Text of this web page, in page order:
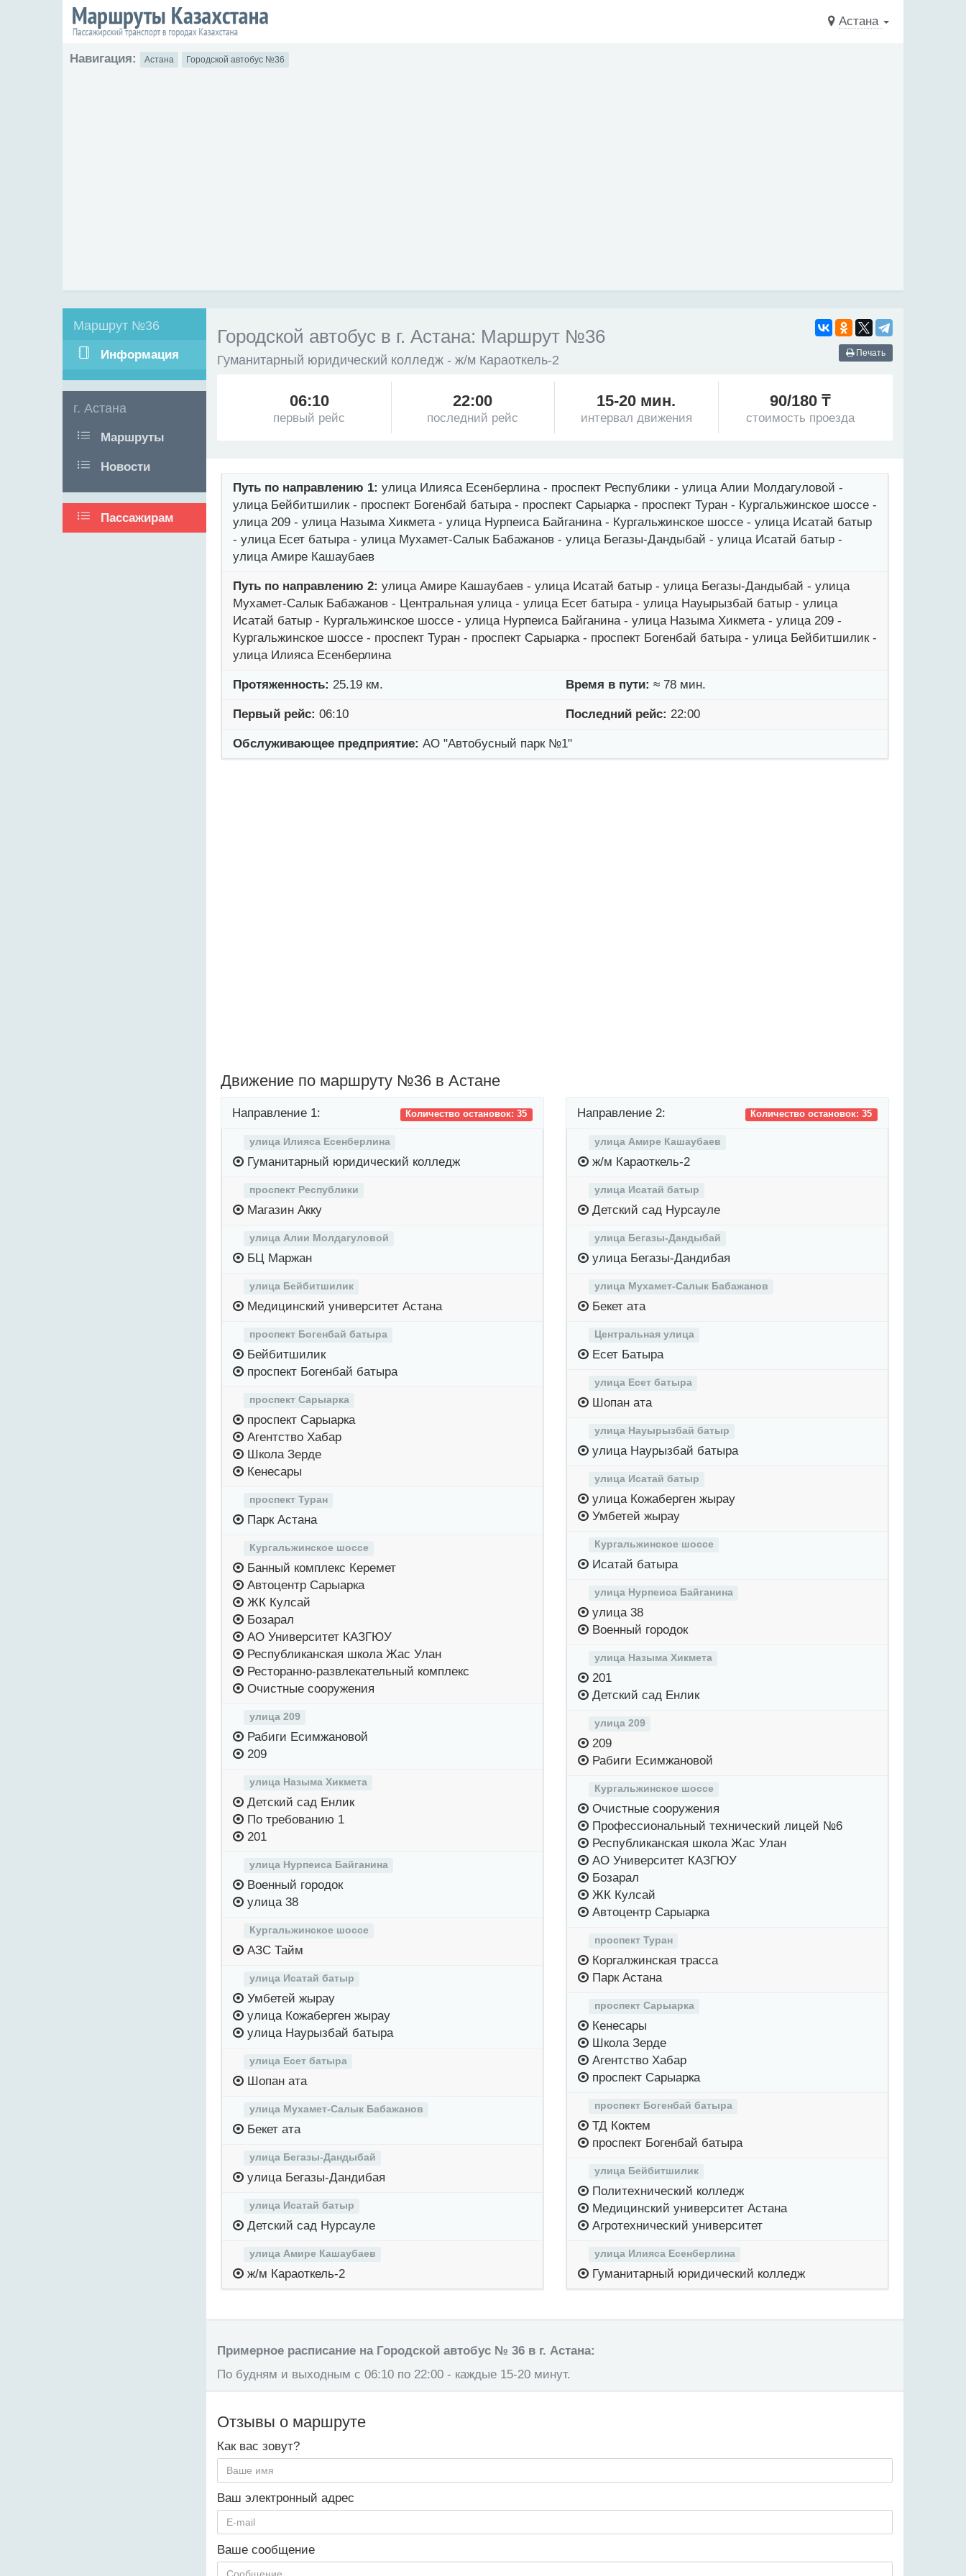
Астана
Навигация: Астана Городской автобус №36
Маршрут №36
Информация
г. Астана
Маршруты
Новости
Пассажирам
Печать
Городской автобус в г. Астана: Маршрут №36
Гуманитарный юридический колледж - ж/м Караоткель-2
06:10
первый рейс
22:00
последний рейс
15-20 мин.
интервал движения
90/180 ₸
стоимость проезда
Путь по направлению 1: улица Илияса Есенберлина - проспект Республики - улица Алии Молдагуловой -
улица Бейбитшилик - проспект Богенбай батыра - проспект Сарыарка - проспект Туран - Кургальжинское шоссе -
улица 209 - улица Назыма Хикмета - улица Нурпеиса Байганина - Кургальжинское шоссе - улица Исатай батыр
- улица Есет батыра - улица Мухамет-Салык Бабажанов - улица Бегазы-Дандыбай - улица Исатай батыр -
улица Амире Кашаубаев
Путь по направлению 2: улица Амире Кашаубаев - улица Исатай батыр - улица Бегазы-Дандыбай - улица
Мухамет-Салык Бабажанов - Центральная улица - улица Есет батыра - улица Науырызбай батыр - улица
Исатай батыр - Кургальжинское шоссе - улица Нурпеиса Байганина - улица Назыма Хикмета - улица 209 -
Кургальжинское шоссе - проспект Туран - проспект Сарыарка - проспект Богенбай батыра - улица Бейбитшилик -
улица Илияса Есенберлина
Протяженность: 25.19 км. Время в пути: ≈ 78 мин.
Первый рейс: 06:10 Последний рейс: 22:00
Обслуживающее предприятие: АО "Автобусный парк №1"
Движение по маршруту №36 в Астане
Количество остановок: 35
Направление 1:
улица Илияса Есенберлина
Гуманитарный юридический колледж
проспект Республики
Магазин Акку
улица Алии Молдагуловой
БЦ Маржан
улица Бейбитшилик
Медицинский университет Астана
проспект Богенбай батыра
Бейбитшилик
проспект Богенбай батыра
проспект Сарыарка
проспект Сарыарка
Агентство Хабар
Школа Зерде
Кенесары
проспект Туран
Парк Астана
Кургальжинское шоссе
Банный комплекс Керемет
Автоцентр Сарыарка
ЖК Кулсай
Бозарал
АО Университет КАЗГЮУ
Республиканская школа Жас Улан
Ресторанно-развлекательный комплекс
Очистные сооружения
улица 209
Рабиги Есимжановой
209
улица Назыма Хикмета
Детский сад Енлик
По требованию 1
201
улица Нурпеиса Байганина
Военный городок
улица 38
Кургальжинское шоссе
АЗС Тайм
улица Исатай батыр
Умбетей жырау
улица Кожаберген жырау
улица Наурызбай батыра
улица Есет батыра
Шопан ата
улица Мухамет-Салык Бабажанов
Бекет ата
улица Бегазы-Дандыбай
улица Бегазы-Дандибая
улица Исатай батыр
Детский сад Нурсауле
улица Амире Кашаубаев
ж/м Караоткель-2
Количество остановок: 35
Направление 2:
улица Амире Кашаубаев
ж/м Караоткель-2
улица Исатай батыр
Детский сад Нурсауле
улица Бегазы-Дандыбай
улица Бегазы-Дандибая
улица Мухамет-Салык Бабажанов
Бекет ата
Центральная улица
Есет Батыра
улица Есет батыра
Шопан ата
улица Науырызбай батыр
улица Наурызбай батыра
улица Исатай батыр
улица Кожаберген жырау
Умбетей жырау
Кургальжинское шоссе
Исатай батыра
улица Нурпеиса Байганина
улица 38
Военный городок
улица Назыма Хикмета
201
Детский сад Енлик
улица 209
209
Рабиги Есимжановой
Кургальжинское шоссе
Очистные сооружения
Профессиональный технический лицей №6
Республиканская школа Жас Улан
АО Университет КАЗГЮУ
Бозарал
ЖК Кулсай
Автоцентр Сарыарка
проспект Туран
Коргалжинская трасса
Парк Астана
проспект Сарыарка
Кенесары
Школа Зерде
Агентство Хабар
проспект Сарыарка
проспект Богенбай батыра
ТД Коктем
проспект Богенбай батыра
улица Бейбитшилик
Политехнический колледж
Медицинский университет Астана
Агротехнический университет
улица Илияса Есенберлина
Гуманитарный юридический колледж
Примерное расписание на Городской автобус № 36 в г. Астана:
По будням и выходным с 06:10 по 22:00 - каждые 15-20 минут.
Отзывы о маршруте
Как вас зовут?
Ваш электронный адрес
Ваше сообщение